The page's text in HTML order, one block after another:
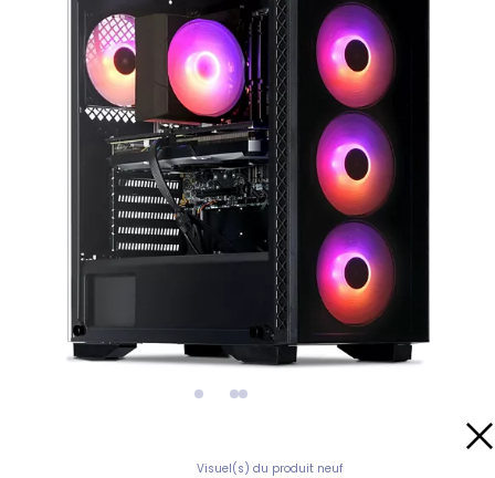
Visuel(s) du produit neuf